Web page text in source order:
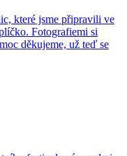
které jsme připravili ve
Fotografiemi si
děkujeme, už teď se